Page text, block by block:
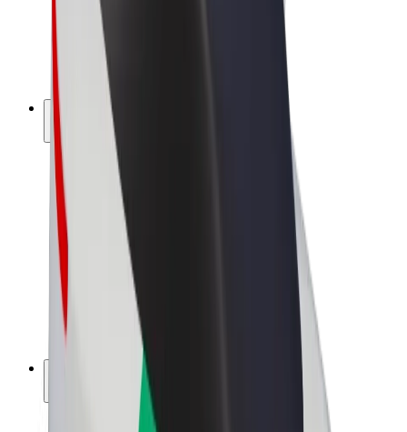
Biznes üçün Bolt
Elektrikli velosipedlər
Bolt Plus
Bolt ilə pul qazanın
Sürücülər
Sürücü qazancı
Kuryerlər
Kuryer qazancı
Bolt Food təchizatçıları
Sahibkarlar
Françayzinq
Vakansiyalar